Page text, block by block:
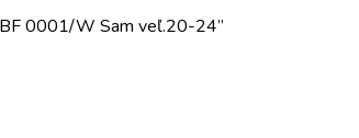
BF 0001/W Sam veľ.20-24”